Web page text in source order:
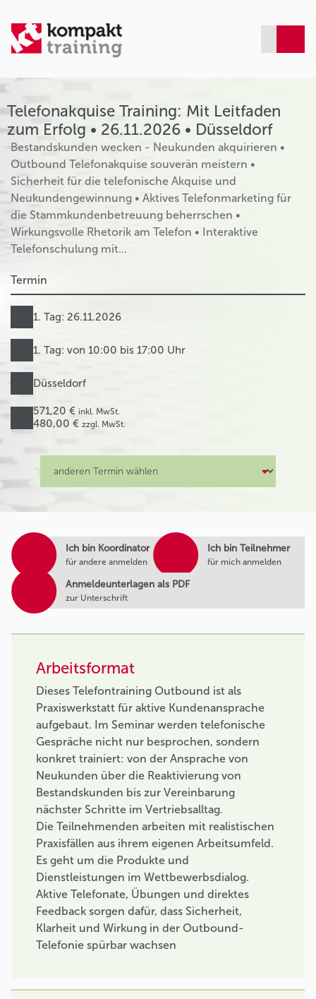
Telefonakquise Training: Mit Leitfaden
zum Erfolg • 26.11.2026 • Düsseldorf
Bestandskunden wecken - Neukunden akquirieren •
Outbound Telefonakquise souverän meistern •
Sicherheit für die telefonische Akquise und
Neukundengewinnung • Aktives Telefonmarketing für
die Stammkundenbetreuung beherrschen •
Wirkungsvolle Rhetorik am Telefon • Interaktive
Telefonschulung mit...
Termin
1. Tag: 26.11.2026
1. Tag: von 10:00 bis 17:00 Uhr
Düsseldorf
571,20 € inkl. MwSt.
480,00 € zzgl. MwSt.
Arbeitsformat
Dieses Telefontraining Outbound ist als
Praxiswerkstatt für aktive Kundenansprache
aufgebaut. Im Seminar werden telefonische
Gespräche nicht nur besprochen, sondern
konkret trainiert: von der Ansprache von
Neukunden über die Reaktivierung von
Bestandskunden bis zur Vereinbarung
nächster Schritte im Vertriebsalltag.
Die Teilnehmenden arbeiten mit realistischen
Praxisfällen aus ihrem eigenen Arbeitsumfeld.
Es geht um die Produkte und
Dienstleistungen im Wettbewerbsdialog.
Aktive Telefonate, Übungen und direktes
Feedback sorgen dafür, dass Sicherheit,
Klarheit und Wirkung in der Outbound-
Telefonie spürbar wachsen
Ich bin Koordinator
für andere anmelden
Ich bin Teilnehmer
für mich anmelden
Anmeldeunterlagen als PDF
zur Unterschrift